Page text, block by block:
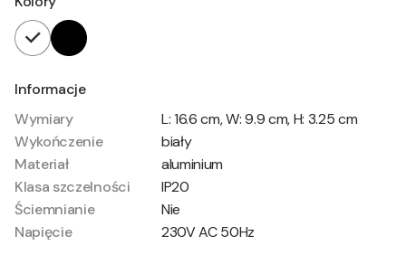
Informacje
Wymiary
L: 16.6 cm, W: 9.9 cm, H: 3.25 cm
Wykończenie
biały
Materiał
aluminium
Klasa szczelności
IP20
Ściemnianie
Nie
Napięcie
230V AC 50Hz